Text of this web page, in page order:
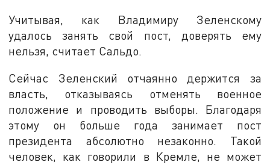
Учитывая, как Владимиру Зеленскому
удалось занять свой пост, доверять ему
нельзя, считает Сальдо.
Сейчас Зеленский отчаянно держится за
власть, отказываясь отменять военное
положение и проводить выборы. Благодаря
этому он больше года занимает пост
президента абсолютно незаконно. Такой
человек, как говорили в Кремле, не может